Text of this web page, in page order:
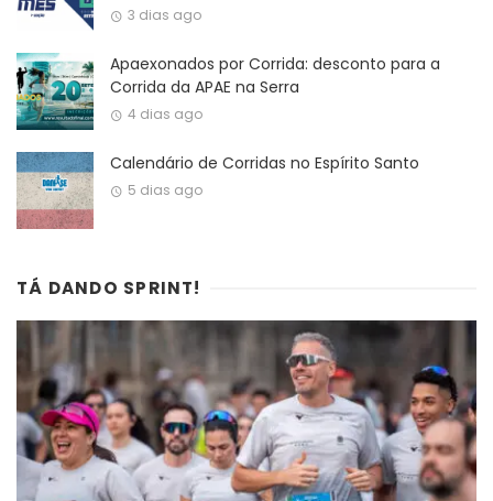
3 dias ago
Apaexonados por Corrida: desconto para a
Corrida da APAE na Serra
4 dias ago
Calendário de Corridas no Espírito Santo
5 dias ago
TÁ DANDO SPRINT!